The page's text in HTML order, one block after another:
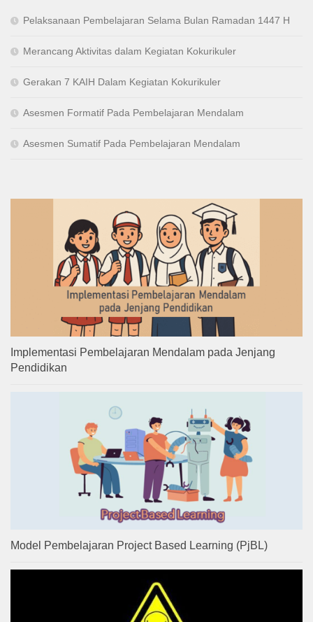
Pelaksanaan Pembelajaran Selama Bulan Ramadan 1447 H
Merancang Aktivitas dalam Kegiatan Kokurikuler
Gerakan 7 KAIH Dalam Kegiatan Kokurikuler
Asesmen Formatif Pada Pembelajaran Mendalam
Asesmen Sumatif Pada Pembelajaran Mendalam
Implementasi Pembelajaran Mendalam pada Jenjang
Pendidikan
Model Pembelajaran Project Based Learning (PjBL)